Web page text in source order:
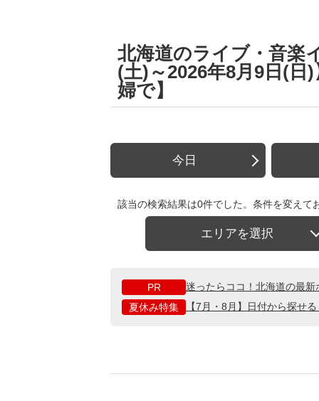
北海道のライブ・音楽
(土)～2026年8月9日(日
婦で】
今日
該当の検索結果は0件でした。条件を変えて
エリアを選択
PR
迷ったらココ！北海道の最
夏休み特集
【7月・8月】日付から探せ